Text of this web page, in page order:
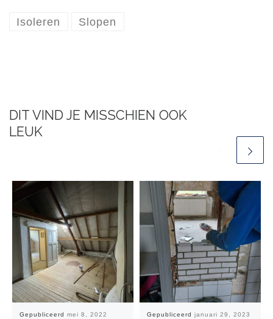
Isoleren Slopen
DIT VIND JE MISSCHIEN OOK
LEUK
Gepubliceerd mei 8, 2022 Gepubliceerd januari 29, 2023